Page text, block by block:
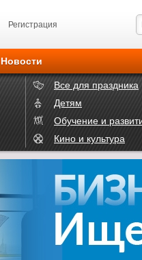
Регистрация
Новости
Все для праздника
Детям
Обучение и
Кино и культура